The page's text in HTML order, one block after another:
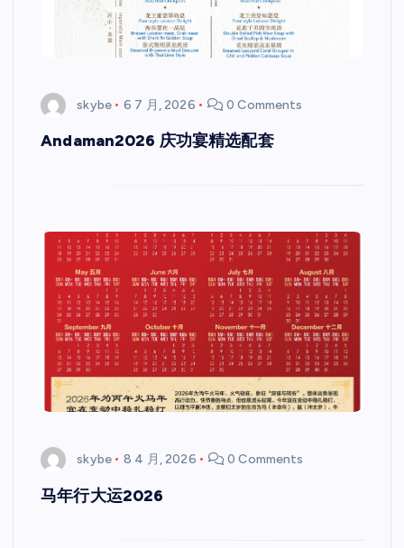
skybe 6 7 月, 2026 0 Comments
Andaman2026 庆功宴精选配套
skybe 8 4 月, 2026 0 Comments
马年行大运2026